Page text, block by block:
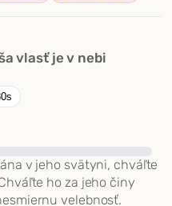
vlasť je v nebi
v jeho svätyni, chváľte
ho za jeho činy
velebnosť.